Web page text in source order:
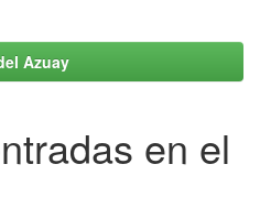
Azuay
en el